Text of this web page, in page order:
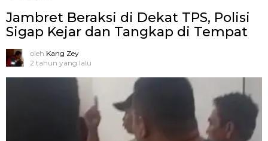
Jambret Beraksi di Dekat TPS, Polisi
Sigap Kejar dan Tangkap di Tempat
oleh Kang Zey
2 tahun yang lalu